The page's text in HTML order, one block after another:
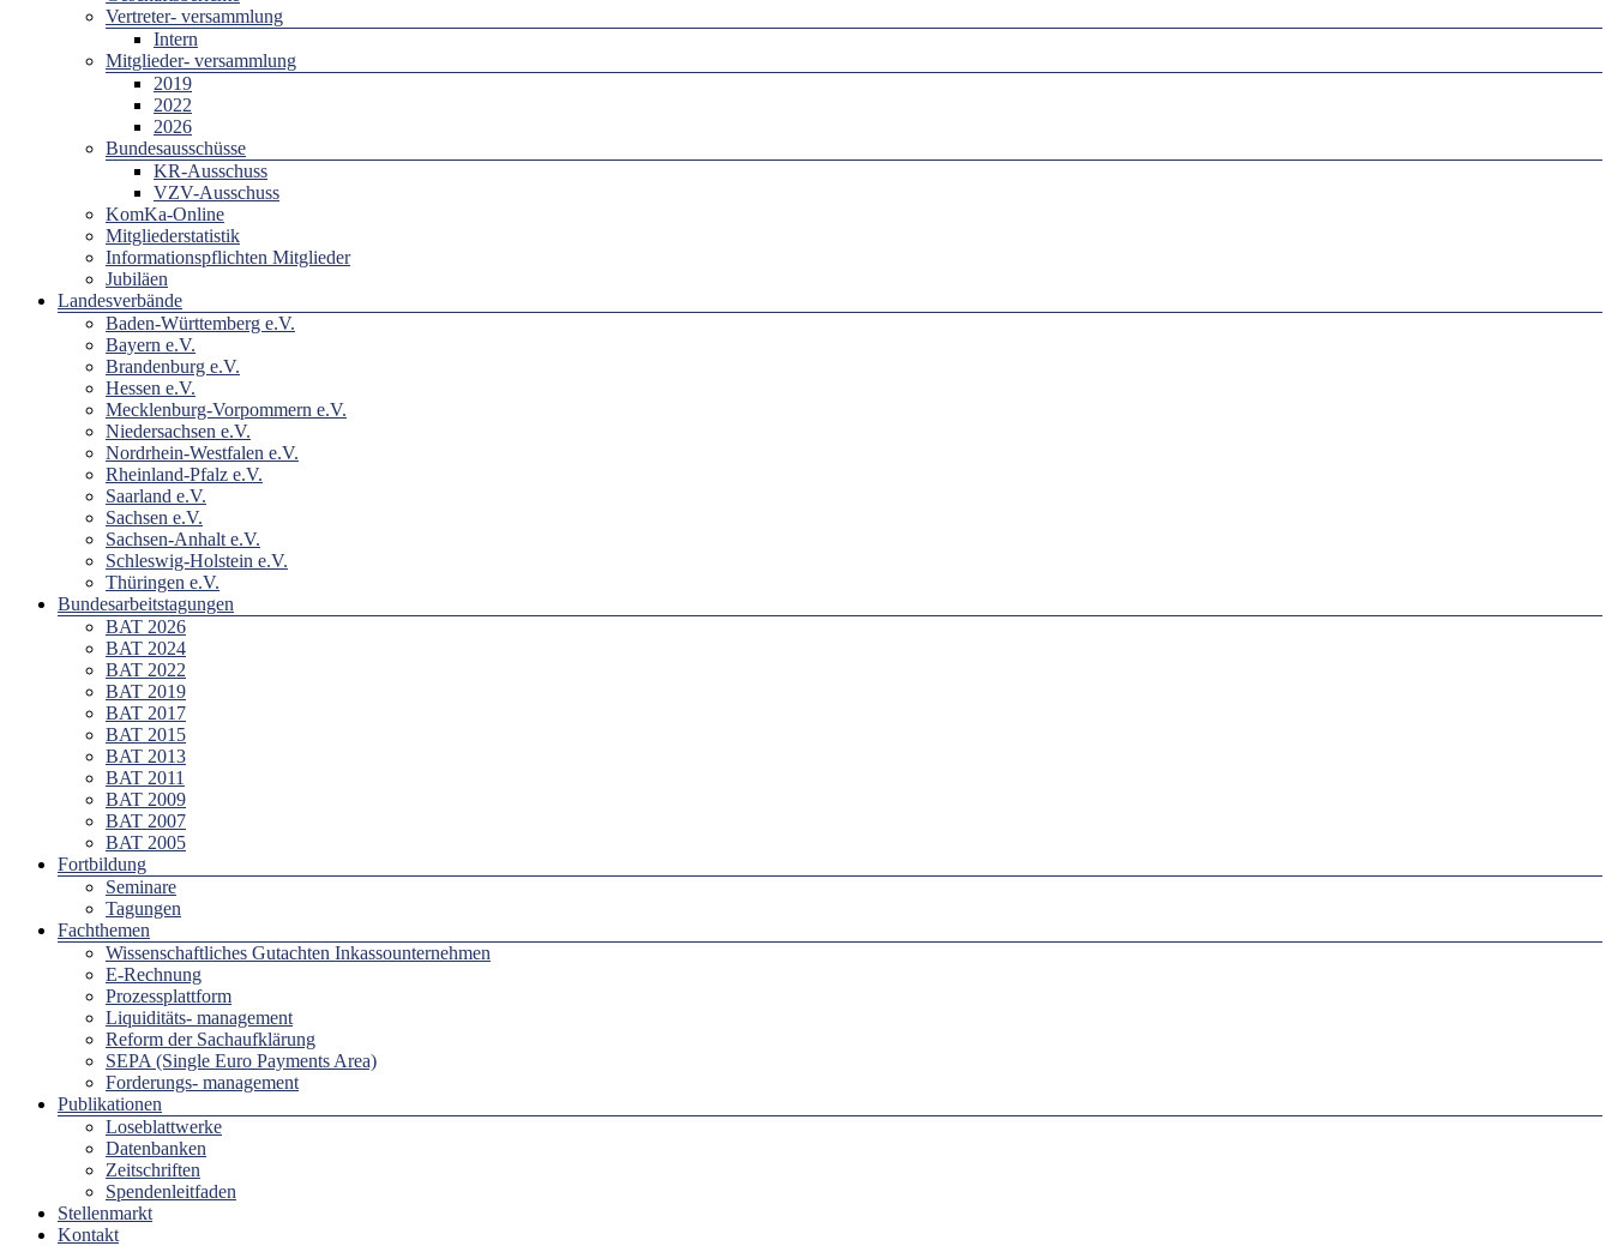
Vertreter- versammlung
Intern
Mitglieder- versammlung
2019
2022
2026
Bundesausschüsse
KR-Ausschuss
VZV-Ausschuss
KomKa-Online
Mitgliederstatistik
Informationspflichten Mitglieder
Jubiläen
Landesverbände
Baden-Württemberg e.V.
Bayern e.V.
Brandenburg e.V.
Hessen e.V.
Mecklenburg-Vorpommern e.V.
Niedersachsen e.V.
Nordrhein-Westfalen e.V.
Rheinland-Pfalz e.V.
Saarland e.V.
Sachsen e.V.
Sachsen-Anhalt e.V.
Schleswig-Holstein e.V.
Thüringen e.V.
Bundesarbeitstagungen
BAT 2026
BAT 2024
BAT 2022
BAT 2019
BAT 2017
BAT 2015
BAT 2013
BAT 2011
BAT 2009
BAT 2007
BAT 2005
Fortbildung
Seminare
Tagungen
Fachthemen
Wissenschaftliches Gutachten Inkassounternehmen
E-Rechnung
Prozessplattform
Liquiditäts- management
Reform der Sachaufklärung
SEPA (Single Euro Payments Area)
Forderungs- management
Publikationen
Loseblattwerke
Datenbanken
Zeitschriften
Spendenleitfaden
Stellenmarkt
Kontakt